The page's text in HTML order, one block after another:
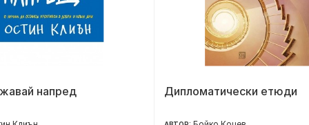
напред Дипломатически етюди